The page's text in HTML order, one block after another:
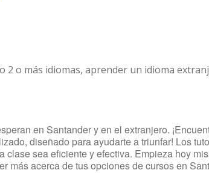
2 o más idiomas, aprender un idioma
en Santander y en el extranjero.
diseñado para ayudarte a triunfar! Los
sea eficiente y efectiva. Empieza hoy
más acerca de tus opciones de cursos en